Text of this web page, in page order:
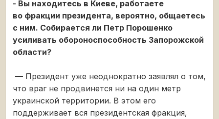
- Вы находитесь в Киеве, работаете
во фракции президента, вероятно, общаетесь
с ним. Собирается ли Петр Порошенко
усиливать обороноспособность Запорожской
области?
— Президент уже неоднократно заявлял о том,
что враг не продвинется ни на один метр
украинской территории. В этом его
поддерживает вся президентская фракция,